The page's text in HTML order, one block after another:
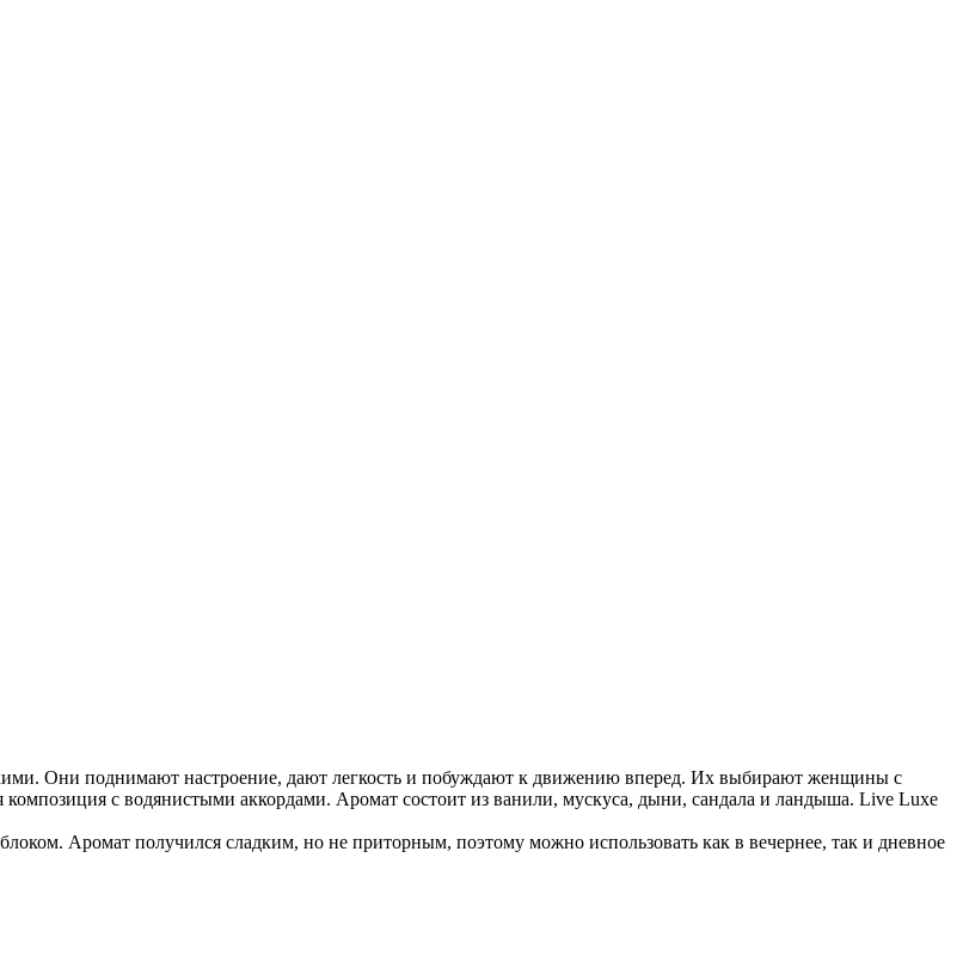
Они поднимают настроение, дают легкость и побуждают к движению вперед. Их выбирают женщины с
с водянистыми аккордами. Аромат состоит из ванили, мускуса, дыни, сандала и ландыша. Live Luxe
Аромат получился сладким, но не приторным, поэтому можно использовать как в вечернее, так и дневное